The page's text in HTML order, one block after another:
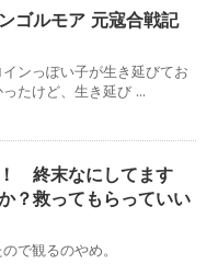
ゴルモア 元寇合戦記
ンっぽい子が生き延びてお
たけど、生き延び ...
終末なにしてます
？救ってもらっていい
で観るのやめ。